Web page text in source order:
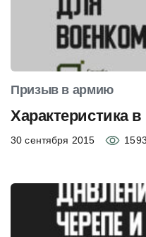
Призыв в армию
Характеристика
30 сентября 2015